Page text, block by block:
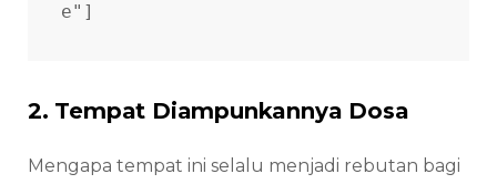
e"]
2. Tempat Diampunkannya Dosa
Mengapa tempat ini selalu menjadi rebutan bagi